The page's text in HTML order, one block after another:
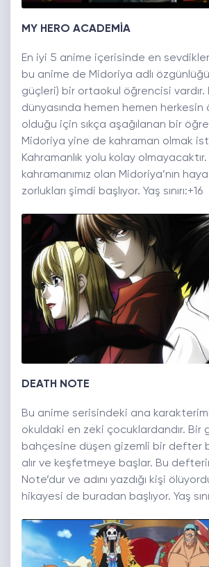
MY HERO ACADEMİA
En iyi 5 anime içerisinde en
bu anime de Midoriya adlı
güçleri) bir ortaokul öğrencisi vardır.
dünyasında hemen hemen herkesin
olduğu için sıkça aşağılanan bir
Midoriya yine de kahraman olmak
Kahramanlık yolu kolay
kahramanımız olan Midoriya’nın
zorlukları şimdi başlıyor. Yaş sınırı:+16
DEATH NOTE
Bu anime serisindeki ana
okuldaki en zeki çocuklardandır. Bir
bahçesine düşen gizemli bir defter
alır ve keşfetmeye başlar. Bu
Note’dur ve adını yazdığı kişi
hikayesi de buradan başlıyor. Yaş